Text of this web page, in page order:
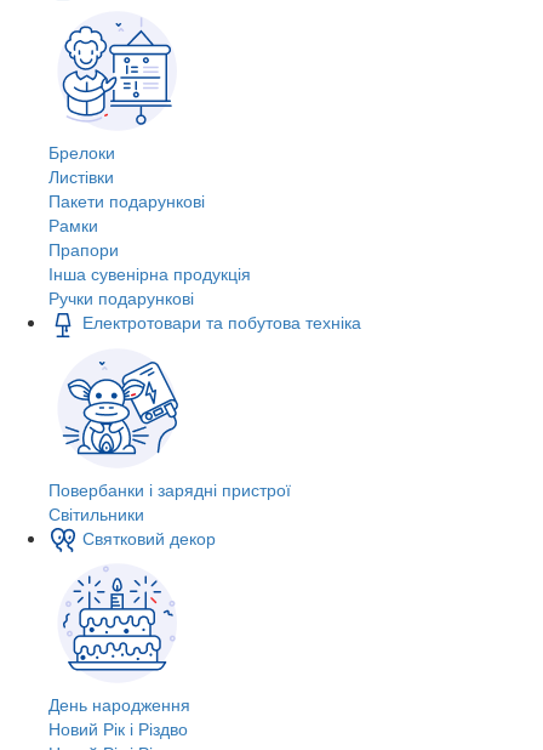
Брелоки
Листівки
Пакети подарункові
Рамки
Прапори
Інша сувенірна продукція
Ручки подарункові
Електротовари та побутова техніка
Повербанки і зарядні пристрої
Світильники
Святковий декор
День народження
Новий Рік і Різдво